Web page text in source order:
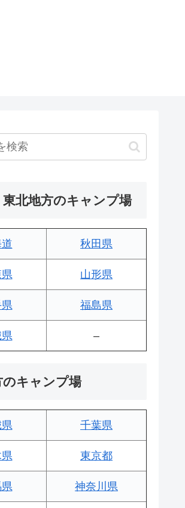
東北地方のキャンプ場
秋田県
山形県
福島県
–
のキャンプ場
千葉県
東京都
神奈川県